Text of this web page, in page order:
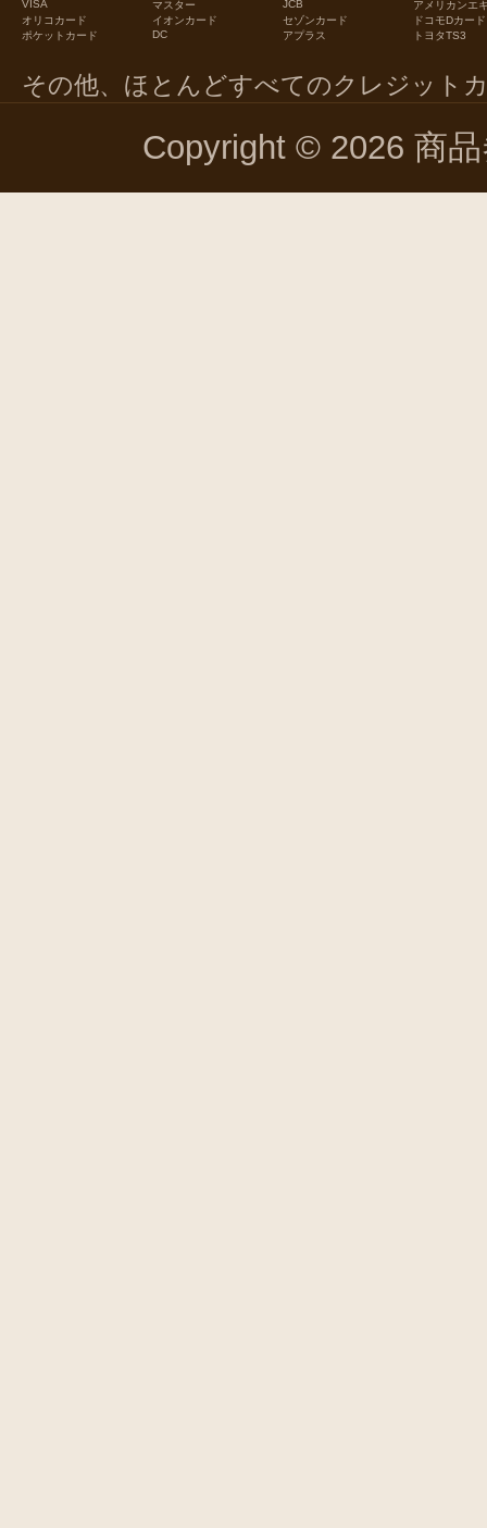
VISA マスター JCB
アメリカンエ
オリコカード
イオンカード セゾンカード
ドコモDカード
ポケットカード
DC アプラス トヨタTS3
その他、ほとんどすべてのクレジット
Copyright © 2026 商